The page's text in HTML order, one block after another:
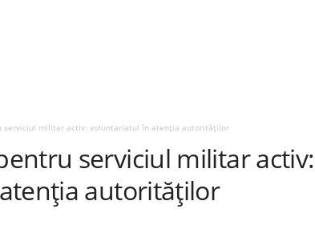
serviciul militar activ: voluntariatul în atenția autorităților
serviciul militar activ:
autorităților